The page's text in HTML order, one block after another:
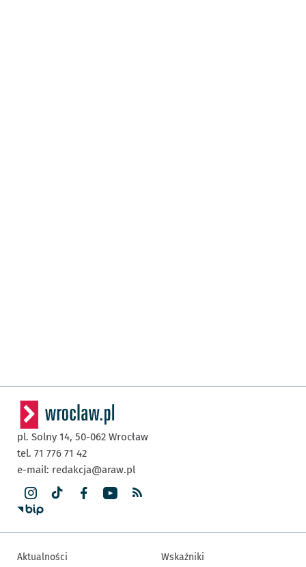
pl. Solny 14, 50-062 Wrocław
tel. 71 776 71 42
e-mail: redakcja@araw.pl
Aktualności Wskaźniki